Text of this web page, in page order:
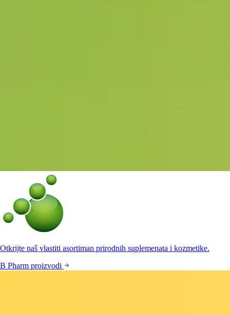
Otkrijte naš vlastiti asortiman prirodnih suplemenata i kozmetike.
B Pharm proizvodi